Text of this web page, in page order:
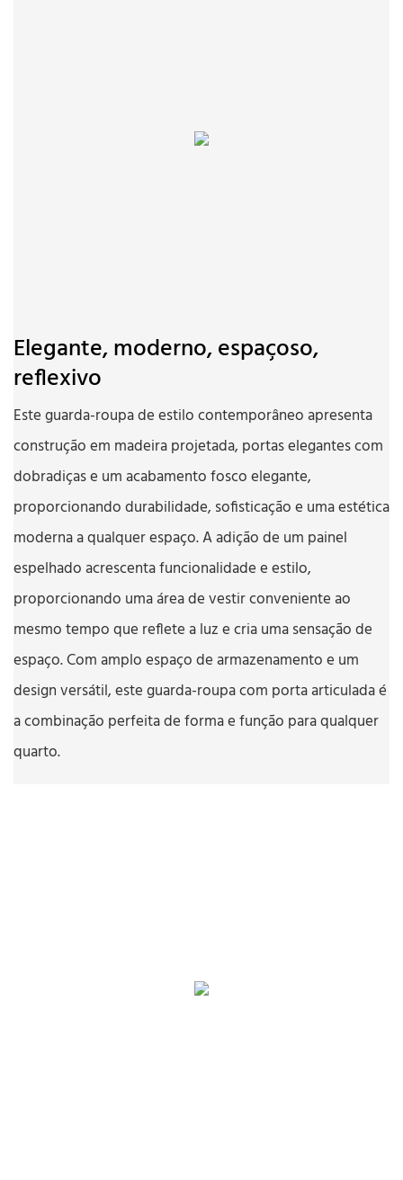
Elegante, moderno, espaçoso,
reflexivo
Este guarda-roupa de estilo contemporâneo apresenta
construção em madeira projetada, portas elegantes com
dobradiças e um acabamento fosco elegante,
proporcionando durabilidade, sofisticação e uma estética
moderna a qualquer espaço. A adição de um painel
espelhado acrescenta funcionalidade e estilo,
proporcionando uma área de vestir conveniente ao
mesmo tempo que reflete a luz e cria uma sensação de
espaço. Com amplo espaço de armazenamento e um
design versátil, este guarda-roupa com porta articulada é
a combinação perfeita de forma e função para qualquer
quarto.